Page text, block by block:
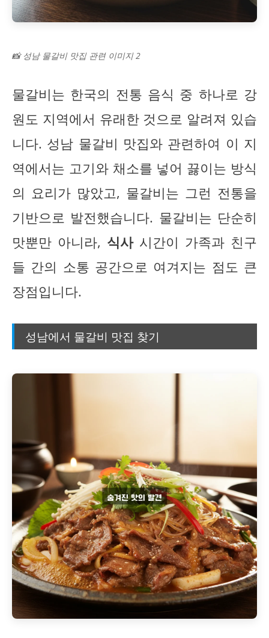
📸 성남 물갈비 맛집 관련 이미지 2
물갈비는 한국의 전통 음식 중 하나로 강
원도 지역에서 유래한 것으로 알려져 있습
니다. 성남 물갈비 맛집와 관련하여 이 지
역에서는 고기와 채소를 넣어 끓이는 방식
의 요리가 많았고, 물갈비는 그런 전통을
기반으로 발전했습니다. 물갈비는 단순히
맛뿐만 아니라, 식사시간이 가족과 친구
들 간의 소통 공간으로 여겨지는 점도 큰
장점입니다.
성남에서 물갈비 맛집 찾기